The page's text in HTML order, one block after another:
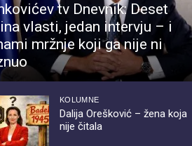
tv Dnevnik: Deset
vlasti, jedan intervju – i
mržnje koji ga nije ni
KOLUMNE
Dalija Orešković – žena koja
nije čitala